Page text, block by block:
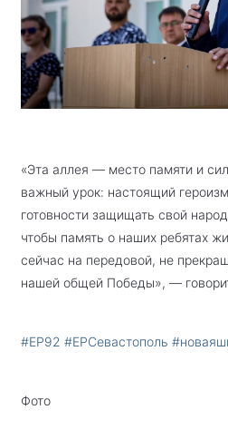
«Эта аллея — место памяти и
важный урок: настоящий
готовности защищать свой
чтобы память о наших ребятах
сейчас на передовой, не
нашей общей Победы», —
#ЕР92 #ЕРСевастополь
Фото